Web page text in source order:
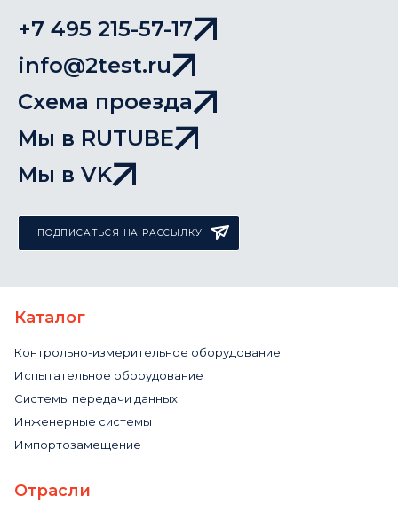
+7 495 215-57-17
info@2test.ru
Схема проезда
Мы в RUTUBE
Мы в VK
ПОДПИСАТЬСЯ НА РАССЫЛКУ
Каталог
Контрольно-измерительное оборудование
Испытательное оборудование
Системы передачи данных
Инженерные системы
Импортозамещение
Отрасли